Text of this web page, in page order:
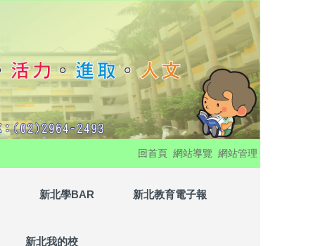
:::
回首頁 網站導覽 網站管理
新北學BAR 新北教育電子報
新北我的校